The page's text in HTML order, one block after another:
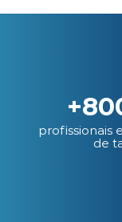
profissionais
de